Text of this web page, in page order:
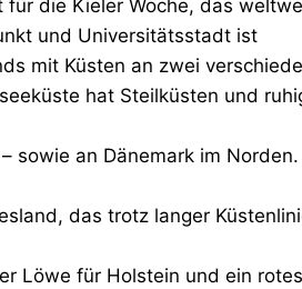
die Kieler Woche, das
und Universitätsstadt ist
mit Küsten an zwei
hat Steilküsten und
sowie an Dänemark im
das trotz langer
Löwe für Holstein und ein